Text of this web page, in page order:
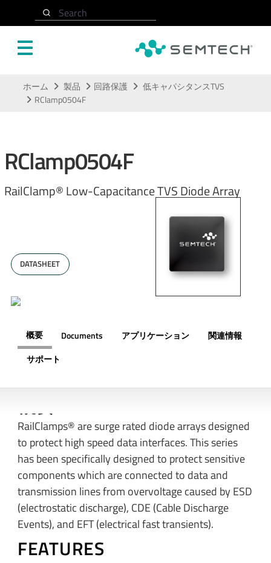
Search
ホーム 製品 回路保護
低キャパシタンスTVS
RClamp0504F
RClamp0504F
RailClamp® Low-Capacitance TVS Diode Array
DATASHEET
概要 Documents アプリケーション
関連情報
サポート
RailClamps® are surge rated diode arrays designed
to protect high speed data interfaces. This series
has been specifically designed to protect sensitive
components which are connected to data and
transmission lines from overvoltage caused by ESD
(electrostatic discharge), CDE (Cable Discharge
Events), and EFT (electrical fast transients).
FEATURES